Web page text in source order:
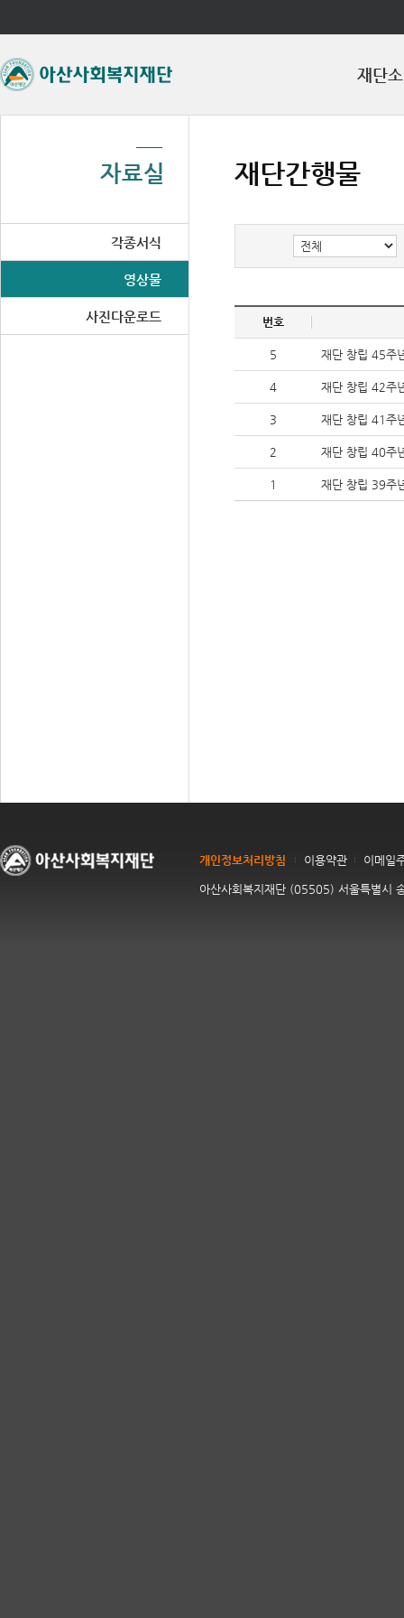
재단
자료실
각종서식
영상물
사진다운로드
재단간행물
번호
5 재단 창립 45주
4 재단 창립 42주
3 재단 창립 41주
2 재단 창립 40주
1 재단 창립 39주
개인정보처리방침 이용약관 이메일
아산사회복지재단 (05505) 서울특별시